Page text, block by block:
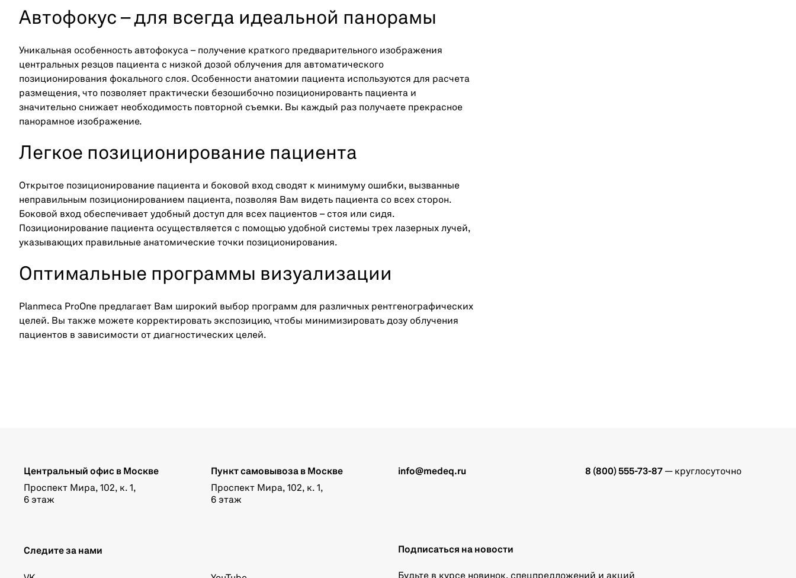
Автофокус – для всегда идеальной панорамы
Уникальная особенность автофокуса – получение краткого предварительного изображения
центральных резцов пациента с низкой дозой облучения для автоматического
позиционирования фокального слоя. Особенности анатомии пациента используются для расчета
размещения, что позволяет практически безошибочно позиционированть пациента и
значительно снижает необходимость повторной съемки. Вы каждый раз получаете прекрасное
панорамное изображение.
Легкое позиционирование пациента
Открытое позиционирование пациента и боковой вход сводят к минимуму ошибки, вызванные
неправильным позиционированием пациента, позволяя Вам видеть пациента со всех сторон.
Боковой вход обеспечивает удобный доступ для всех пациентов – стоя или сидя.
Позиционирование пациента осуществляется с помощью удобной системы трех лазерных лучей,
указывающих правильные анатомические точки позиционирования.
Оптимальные программы визуализации
Planmeca ProOne предлагает Вам широкий выбор программ для различных рентгенографических
целей. Вы также можете корректировать экспозицию, чтобы минимизировать дозу облучения
пациентов в зависимости от диагностических целей.
info@medeq.ru 8 (800) 555-73-87 — круглосуточно
Центральный офис в Москве
Проспект Мира, 102, к. 1,
6 этаж
Пункт самовывоза в Москве
Проспект Мира, 102, к. 1,
6 этаж
Следите за нами Подписаться на новости